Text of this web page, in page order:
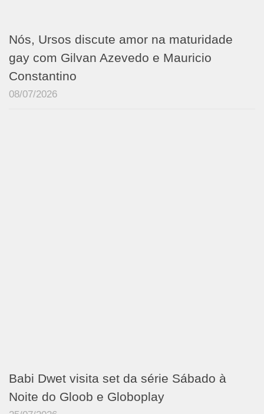
Nós, Ursos discute amor na maturidade
gay com Gilvan Azevedo e Mauricio
Constantino
08/07/2026
Babi Dwet visita set da série Sábado à
Noite do Gloob e Globoplay